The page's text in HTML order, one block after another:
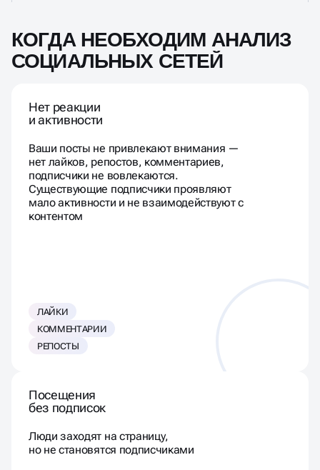
КОГДА НЕОБХОДИМ АНАЛИЗ
СОЦИАЛЬНЫХ СЕТЕЙ
Нет реакции
и активности
Ваши посты не привлекают внимания —
нет лайков, репостов, комментариев,
подписчики не вовлекаются.
Существующие подписчики проявляют
мало активности и не взаимодействуют с
контентом
ЛАЙКИ
КОММЕНТАРИИ
РЕПОСТЫ
Посещения
без подписок
Люди заходят на страницу,
но не становятся подписчиками